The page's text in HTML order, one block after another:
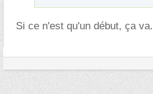
Si ce n'est qu'un début, ça va.